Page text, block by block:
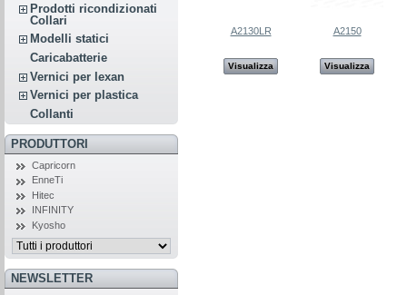
Prodotti ricondizionati
Collari
Modelli statici
Caricabatterie
Vernici per lexan
Vernici per plastica
Collanti
PRODUTTORI
Capricorn
EnneTi
Hitec
INFINITY
Kyosho
NEWSLETTER
A2130LR
Visualizza
A2150
Visualizza